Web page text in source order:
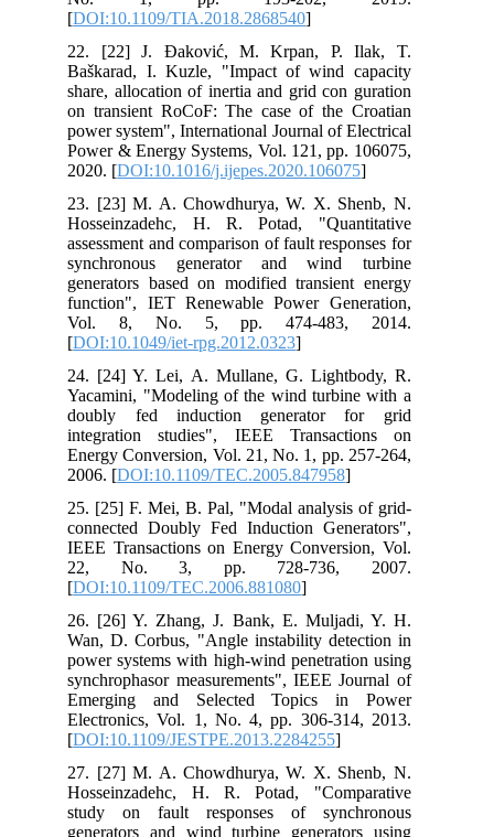
[DOI:10.1109/TIA.2018.2868540
22. [22] J. Đaković, M. Krpan, P. Ilak, T.
Baškarad, I. Kuzle, "Impact of wind capacity
share, allocation of inertia and grid con guration
on transient RoCoF: The case of the Croatian
power system", International Journal of Electrical
Power & Energy Systems, Vol. 121, pp. 106075,
2020. [DOI:10.1016/j.ijepes.2020.106075
23. [23] M. A. Chowdhurya, W. X. Shenb, N.
Hosseinzadehc, H. R. Potad, "Quantitative
assessment and comparison of fault responses for
synchronous generator and wind turbine
generators based on modified transient energy
function", IET Renewable Power Generation,
Vol. 8, No. 5, pp. 474-483, 2014.
[DOI:10.1049/iet-rpg.2012.0323
24. [24] Y. Lei, A. Mullane, G. Lightbody, R.
Yacamini, "Modeling of the wind turbine with a
doubly fed induction generator for grid
integration studies", IEEE Transactions on
Energy Conversion, Vol. 21, No. 1, pp. 257-264,
2006. [DOI:10.1109/TEC.2005.847958
25. [25] F. Mei, B. Pal, "Modal analysis of grid-
connected Doubly Fed Induction Generators",
IEEE Transactions on Energy Conversion, Vol.
22, No. 3, pp. 728-736, 2007.
[DOI:10.1109/TEC.2006.881080
26. [26] Y. Zhang, J. Bank, E. Muljadi, Y. H.
Wan, D. Corbus, "Angle instability detection in
power systems with high-wind penetration using
synchrophasor measurements", IEEE Journal of
Emerging and Selected Topics in Power
Electronics, Vol. 1, No. 4, pp. 306-314, 2013.
[DOI:10.1109/JESTPE.2013.2284255
27. [27] M. A. Chowdhurya, W. X. Shenb, N.
Hosseinzadehc, H. R. Potad, "Comparative
study on fault responses of synchronous
generators and wind turbine generators using